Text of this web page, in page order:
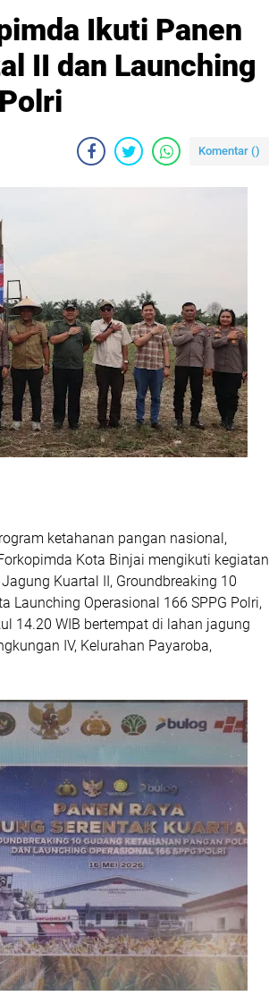
Ikuti Panen
II dan Launching
Komentar ()
ketahanan pangan nasional,
Kota Binjai mengikuti kegiatan
Kuartal II, Groundbreaking 10
Launching Operasional 166 SPPG Polri,
14.20 WIB bertempat di lahan jagung
IV, Kelurahan Payaroba,